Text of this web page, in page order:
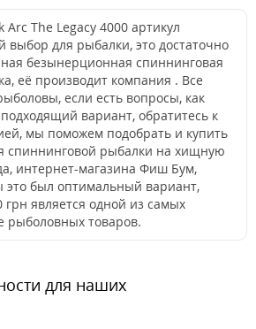
Arc The Legacy 4000 артикул
выбор для рыбалки, это достаточно
безынерционная спиннинговая
её производит компания . Все
если есть вопросы, как
вариант, обратитесь к
мы поможем подобрать и купить
спиннинговой рыбалки на хищную
интернет-магазина Фиш Бум,
это был оптимальный вариант,
является одной из самых
рыболовных товаров.
для наших